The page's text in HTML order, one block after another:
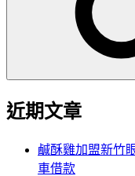
近期文章
鹹酥雞加盟新竹
車借款